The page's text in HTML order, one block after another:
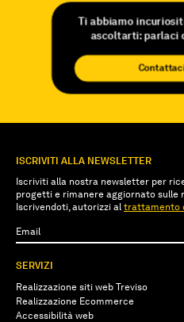
Ti abbiamo
ascoltarti: parlaci
ISCRIVITI ALLA NEWSLETTER
Iscriviti alla nostra newsletter per
progetti e rimanere aggiornato sulle
Iscrivendoti, autorizzi al trattamento
SERVIZI
Realizzazione siti web Treviso
Realizzazione Ecommerce
Accessibilità web